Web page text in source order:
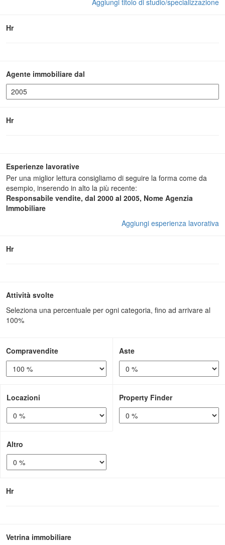
Aggiungi titolo di studio/specializzazione
Hr
Agente immobiliare dal
Hr
Esperienze lavorative
Per una miglior lettura consigliamo di seguire la forma come da
esempio, inserendo in alto la più recente:
Responsabile vendite, dal 2000 al 2005, Nome Agenzia
Immobiliare
Aggiungi esperienza lavorativa
Hr
Attività svolte
Seleziona una percentuale per ogni categoria, fino ad arrivare al
100%
Compravendite Aste
Locazioni Property Finder
Altro
Hr
Vetrina immobiliare